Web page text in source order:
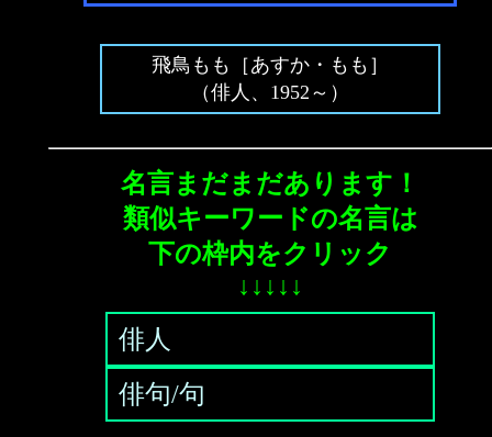
飛鳥もも［あすか・もも］
（俳人、1952～）
名言まだまだあります！
類似キーワードの名言は
下の枠内をクリック
↓↓↓↓↓
俳人
俳句/句